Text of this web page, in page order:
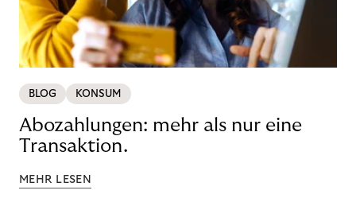
BLOG KONSUM
Abozahlungen: mehr als nur eine
Transaktion.
MEHR LESEN